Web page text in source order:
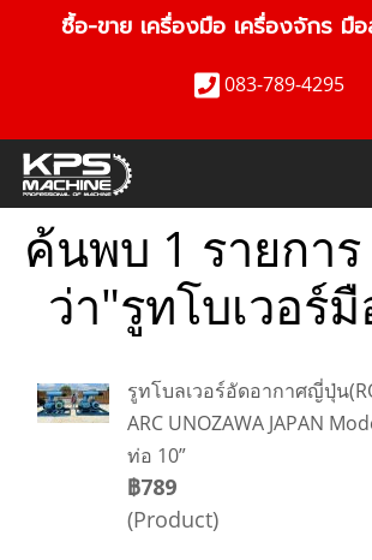
ซื้อ-ขาย เครื่องมือ เครื่องจักร มื
083-789-4295
ค้นพบ 1 รายกา
ว่า"รูทโบเวอร์
รูทโบลเวอร์อัดอากาศญี่ปุ่น
ARC UNOZAWA JAPAN
ท่อ 10”
฿789
(Product)